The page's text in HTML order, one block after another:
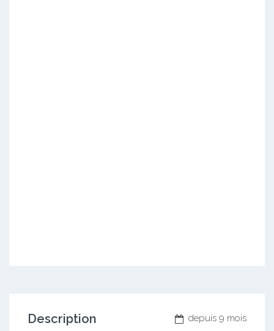
depuis 9 mois
Description